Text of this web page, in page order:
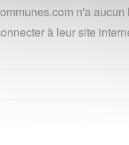
n'a
à leur site